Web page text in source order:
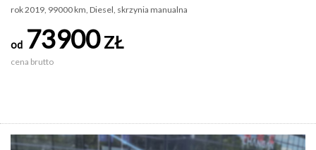
rok 2019, 99000 km, Diesel, skrzynia manualna
od 73900ZŁ
cena brutto